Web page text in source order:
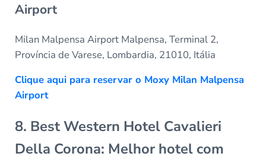
Airport
Milan Malpensa Airport Malpensa, Terminal 2,
Província de Varese, Lombardia, 21010, Itália
Clique aqui para reservar o Moxy Milan Malpensa
Airport
8. Best Western Hotel Cavalieri
Della Corona: Melhor hotel com